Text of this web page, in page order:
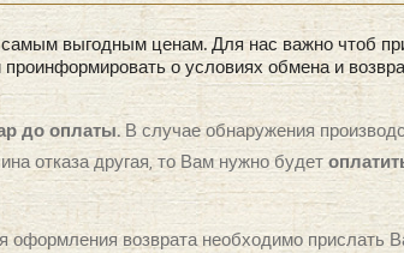
выгодным ценам. Для нас важно чтоб
о условиях обмена и
до оплаты. В случае обнаружения
отказа другая, то Вам нужно будет
оформления возврата необходимо прислать